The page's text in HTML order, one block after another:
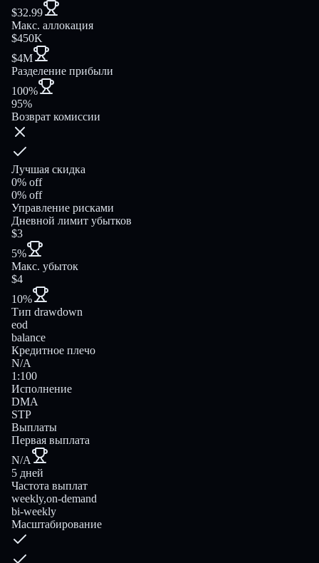
$32.99
Макс. аллокация
$450K
$4M
Разделение прибыли
100%
95%
Возврат комиссии
Лучшая скидка
0% off
0% off
Управление рисками
Дневной лимит убытков
$3
5%
Макс. убыток
$4
10%
Тип drawdown
eod
balance
Кредитное плечо
N/A
1:100
Исполнение
DMA
STP
Выплаты
Первая выплата
N/A
5 дней
Частота выплат
weekly,on-demand
bi-weekly
Масштабирование